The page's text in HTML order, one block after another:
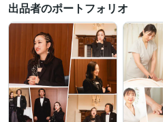
得意分野
動画編集・映像制作 人物撮影
学歴
大東文化大学 1991年3月 ~ 1995年2月
出品者のポートフォリオ